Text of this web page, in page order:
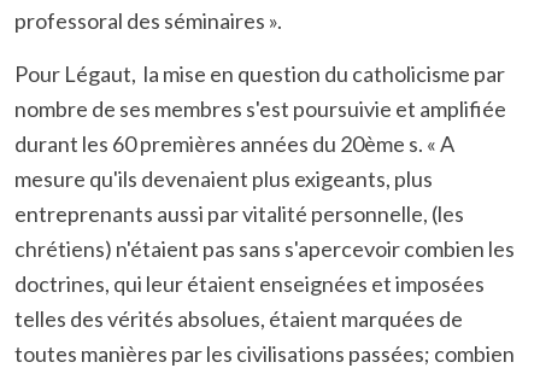
professoral des séminaires ».
Pour Légaut, la mise en question du catholicisme par
nombre de ses membres s'est poursuivie et amplifiée
durant les 60 premières années du 20ème s. « A
mesure qu'ils devenaient plus exigeants, plus
entreprenants aussi par vitalité personnelle, (les
chrétiens) n'étaient pas sans s'apercevoir combien les
doctrines, qui leur étaient enseignées et imposées
telles des vérités absolues, étaient marquées de
toutes manières par les civilisations passées; combien